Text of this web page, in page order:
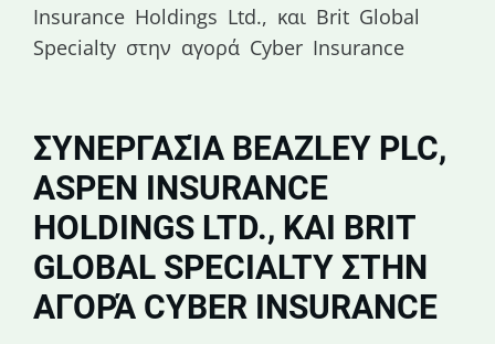
Insurance Holdings Ltd., και Brit Global
Specialty στην αγορά Cyber Insurance
ΣΥΝΕΡΓΑΣΊΑ BEAZLEY PLC,
ASPEN INSURANCE
HOLDINGS LTD., ΚΑΙ BRIT
GLOBAL SPECIALTY ΣΤΗΝ
ΑΓΟΡΆ CYBER INSURANCE